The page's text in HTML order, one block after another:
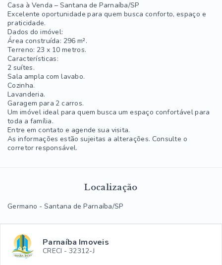
Casa à Venda – Santana de Parnaíba/SP
Excelente oportunidade para quem busca conforto, espaço e
praticidade.
Dados do imóvel:
Área construída: 296 m².
Terreno: 23 x 10 metros.
Características:
2 suítes.
Sala ampla com lavabo.
Cozinha.
Lavanderia.
Garagem para 2 carros.
Um imóvel ideal para quem busca um espaço confortável para
toda a família.
Entre em contato e agende sua visita.
As informações estão sujeitas a alterações. Consulte o
corretor responsável.
Localização
Germano - Santana de Parnaíba/SP
Parnaíba Imoveis
CRECI - 32312-J